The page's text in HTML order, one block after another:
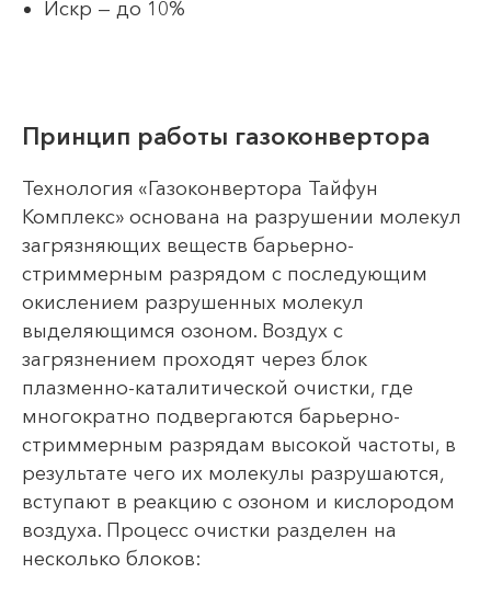
Искр — до 10%
Принцип работы газоконвертора
Технология «Газоконвертора Тайфун
Комплекс» основана на разрушении молекул
загрязняющих веществ барьерно-
стриммерным разрядом с последующим
окислением разрушенных молекул
выделяющимся озоном. Воздух с
загрязнением проходят через блок
плазменно-каталитической очистки, где
многократно подвергаются барьерно-
стриммерным разрядам высокой частоты, в
результате чего их молекулы разрушаются,
вступают в реакцию с озоном и кислородом
воздуха. Процесс очистки разделен на
несколько блоков: